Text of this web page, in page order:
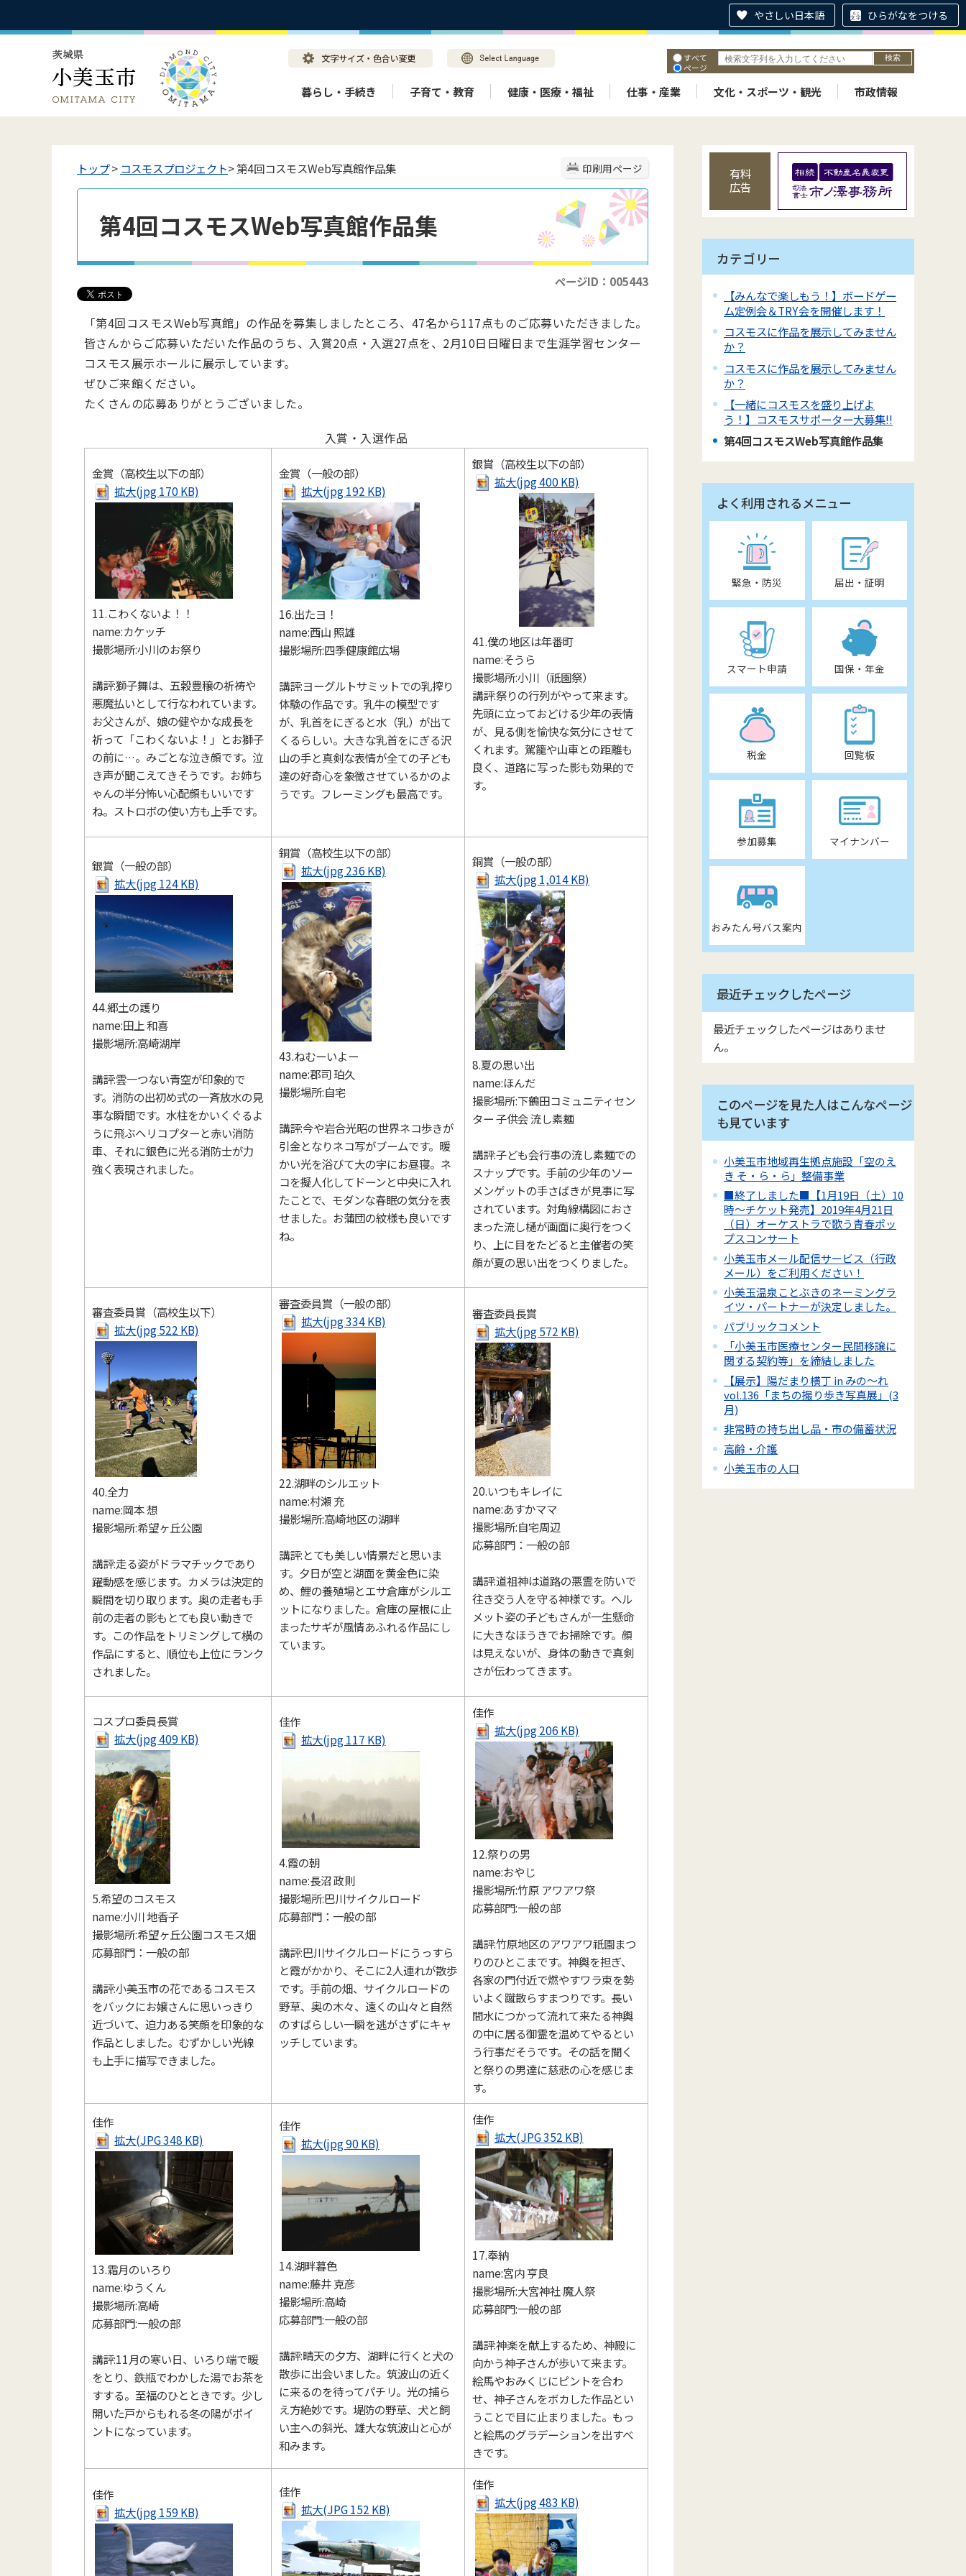
やさしい日本語 ひらがなをつける
すべて
ページ
暮らし・手続き 子育て・教育 健康・医療・福祉 仕事・産業 文化・スポーツ・観光 市政情報
印刷用ページ
トップ> コスモスプロジェクト> 第4回コスモスWeb写真館作品集
第4回コスモスWeb写真館作品集
ページID：005443
「第4回コスモスWeb写真館」の作品を募集しましたところ、47名から117点ものご応募いただきました。
皆さんからご応募いただいた作品のうち、入賞20点・入選27点を、2月10日日曜日まで生涯学習センター
コスモス展示ホールに展示しています。
ぜひご来館ください。
たくさんの応募ありがとうございました。
入賞・入選作品
金賞（高校生以下の部）
拡大(jpg 170 KB)
11.こわくないよ！！
name:カケッチ
撮影場所:小川のお祭り
講評:獅子舞は、五穀豊穣の祈祷や
悪魔払いとして行なわれています。
お父さんが、娘の健やかな成長を
祈って「こわくないよ！」とお獅子
の前に…。みごとな泣き顔です。泣
き声が聞こえてきそうです。お姉ち
ゃんの半分怖い心配顔もいいです
ね。ストロボの使い方も上手です。
金賞（一般の部）
拡大(jpg 192 KB)
16.出たヨ！
name:西山 照雄
撮影場所:四季健康館広場
講評:ヨーグルトサミットでの乳搾り
体験の作品です。乳牛の模型です
が、乳首をにぎると水（乳）が出て
くるらしい。大きな乳首をにぎる沢
山の手と真剣な表情が全ての子ども
達の好奇心を象徴させているかのよ
うです。フレーミングも最高です。
銀賞（高校生以下の部）
拡大(jpg 400 KB)
41.僕の地区は年番町
name:そうら
撮影場所:小川（祇園祭）
講評:祭りの行列がやって来ます。
先頭に立っておどける少年の表情
が、見る側を愉快な気分にさせて
くれます。駕籠や山車との距離も
良く、道路に写った影も効果的で
す。
銀賞（一般の部）
拡大(jpg 124 KB)
44.郷土の護り
name:田上 和喜
撮影場所:高崎湖岸
講評:雲一つない青空が印象的で
す。消防の出初め式の一斉放水の見
事な瞬間です。水柱をかいくぐるよ
うに飛ぶヘリコプターと赤い消防
車、それに銀色に光る消防士が力
強く表現されました。
銅賞（高校生以下の部）
拡大(jpg 236 KB)
43.ねむーいよー
name:郡司 珀久
撮影場所:自宅
講評:今や岩合光昭の世界ネコ歩きが
引金となりネコ写がブームです。暖
かい光を浴びて大の字にお昼寝。ネ
コを擬人化してドーンと中央に入れ
たことで、モダンな春眠の気分を表
せました。お蒲団の紋様も良いです
ね。
銅賞（一般の部）
拡大(jpg 1,014 KB)
8.夏の思い出
name:ほんだ
撮影場所:下鶴田コミュニティセン
ター 子供会 流し素麺
講評:子ども会行事の流し素麺での
スナップです。手前の少年のソー
メンゲットの手さばきが見事に写
されています。対角線構図におさ
まった流し樋が画面に奥行をつく
り、上に目をたどると主催者の笑
顔が夏の思い出をつくりました。
審査委員賞（高校生以下）
拡大(jpg 522 KB)
40.全力
name:岡本 想
撮影場所:希望ヶ丘公園
講評:走る姿がドラマチックであり
躍動感を感じます。カメラは決定的
瞬間を切り取ります。奥の走者も手
前の走者の影もとても良い動きで
す。この作品をトリミングして横の
作品にすると、順位も上位にランク
されました。
審査委員賞（一般の部）
拡大(jpg 334 KB)
22.湖畔のシルエット
name:村瀬 充
撮影場所:高崎地区の湖畔
講評:とても美しい情景だと思いま
す。夕日が空と湖面を黄金色に染
め、鯉の養殖場とエサ倉庫がシルエ
ットになりました。倉庫の屋根に止
まったサギが風情あふれる作品にし
ています。
審査委員長賞
拡大(jpg 572 KB)
20.いつもキレイに
name:あすかママ
撮影場所:自宅周辺
応募部門：一般の部
講評:道祖神は道路の悪霊を防いで
往き交う人を守る神様です。ヘル
メット姿の子どもさんが一生懸命
に大きなほうきでお掃除です。顔
は見えないが、身体の動きで真剣
さが伝わってきます。
コスプロ委員長賞
拡大(jpg 409 KB)
5.希望のコスモス
name:小川 地香子
撮影場所:希望ヶ丘公園コスモス畑
応募部門：一般の部
講評:小美玉市の花であるコスモス
をバックにお嬢さんに思いっきり
近づいて、迫力ある笑顔を印象的な
作品としました。むずかしい光線
も上手に描写できました。
佳作
拡大(jpg 117 KB)
4.霞の朝
name:長沼 政則
撮影場所:巴川サイクルロード
応募部門：一般の部
講評:巴川サイクルロードにうっすら
と霞がかかり、そこに2人連れが散歩
です。手前の畑、サイクルロードの
野草、奥の木々、遠くの山々と自然
のすばらしい一瞬を逃がさずにキャ
ッチしています。
佳作
拡大(jpg 206 KB)
12.祭りの男
name:おやじ
撮影場所:竹原 アワアワ祭
応募部門:一般の部
講評:竹原地区のアワアワ祇園まつ
りのひとこまです。神輿を担ぎ、
各家の門付近で燃やすワラ束を勢
いよく蹴散らすまつりです。長い
間水につかって流れて来たる神輿
の中に居る御霊を温めてやるとい
う行事だそうです。その話を聞く
と祭りの男達に慈悲の心を感じま
す。
佳作
拡大(JPG 348 KB)
13.霜月のいろり
name:ゆうくん
撮影場所:高崎
応募部門:一般の部
講評:11月の寒い日、いろり端で暖
をとり、鉄瓶でわかした湯でお茶を
すする。至福のひとときです。少し
開いた戸からもれる冬の陽がポイ
ントになっています。
佳作
拡大(jpg 90 KB)
14.湖畔暮色
name:藤井 克彦
撮影場所:高崎
応募部門:一般の部
講評:晴天の夕方、湖畔に行くと犬の
散歩に出会いました。筑波山の近く
に来るのを待ってパチリ。光の捕ら
え方絶妙です。堤防の野草、犬と飼
い主への斜光、雄大な筑波山と心が
和みます。
佳作
拡大(JPG 352 KB)
17.奉納
name:宮内 亨良
撮影場所:大宮神社 魔人祭
応募部門:一般の部
講評:神楽を献上するため、神殿に
向かう神子さんが歩いて来ます。
絵馬やおみくじにピントを合わ
せ、神子さんをボカした作品とい
うことで目に止まりました。もっ
と絵馬のグラデーションを出すべ
きです。
佳作
拡大(jpg 159 KB)
佳作
拡大(JPG 152 KB)
佳作
拡大(jpg 483 KB)
有料
広告
カテゴリー
【みんなで楽しもう！】ボードゲー
ム定例会＆TRY会を開催します！
コスモスに作品を展示してみません
か？
コスモスに作品を展示してみません
か？
【一緒にコスモスを盛り上げよ
う！】コスモスサポーター大募集!!
第4回コスモスWeb写真館作品集
よく利用されるメニュー
緊急・防災 届出・証明
スマート申請 国保・年金
税金 回覧板
参加募集 マイナンバー
おみたん号バス案内
最近チェックしたページ
最近チェックしたページはありませ
ん。
このページを見た人はこんなページ
も見ています
小美玉市地域再生拠点施設「空のえ
き そ・ら・ら」整備事業
■終了しました■【1月19日（土）10
時～チケット発売】2019年4月21日
（日）オーケストラで歌う青春ポッ
プスコンサート
小美玉市メール配信サービス（行政
メール）をご利用ください！
小美玉温泉ことぶきのネーミングラ
イツ・パートナーが決定しました。
パブリックコメント
「小美玉市医療センター民間移譲に
関する契約等」を締結しました
【展示】陽だまり横丁 in みの～れ
vol.136「まちの撮り歩き写真展」(3
月)
非常時の持ち出し品・市の備蓄状況
高齢・介護
小美玉市の人口